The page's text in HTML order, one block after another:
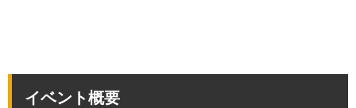
イベント概要